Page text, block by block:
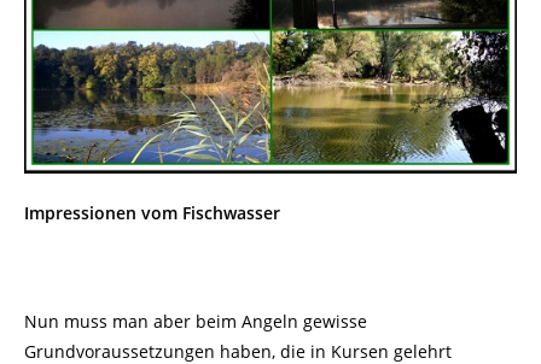
Impressionen vom Fischwasser
Nun muss man aber beim Angeln gewisse
Grundvoraussetzungen haben, die in Kursen gelehrt